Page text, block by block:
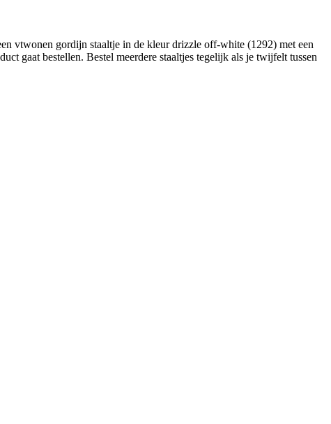
vtwonen gordijn staaltje in de kleur drizzle off-white (1292) met een
gaat bestellen. Bestel meerdere staaltjes tegelijk als je twijfelt tussen